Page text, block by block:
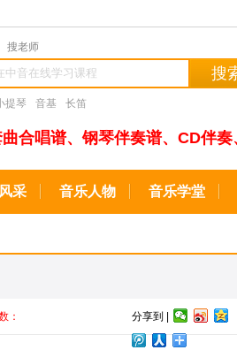
搜老师
搜
提琴 音基 长笛
合唱谱、钢琴伴奏谱、CD伴
采 音乐人物 音乐学堂
分享到 |
：